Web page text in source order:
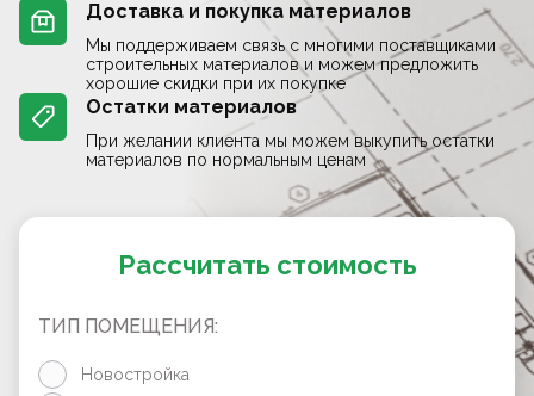
Доставка и покупка материалов
Мы поддерживаем связь с многими поставщиками
строительных материалов и можем предложить
хорошие скидки при их покупке
Остатки материалов
При желании клиента мы можем выкупить остатки
материалов по нормальным ценам
Рассчитать стоимость
ТИП ПОМЕЩЕНИЯ:
Новостройка